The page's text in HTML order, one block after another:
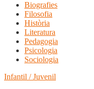
Biografies
Filosofia
Història
Literatura
Pedagogia
Psicologia
Sociologia
Infantil / Juvenil